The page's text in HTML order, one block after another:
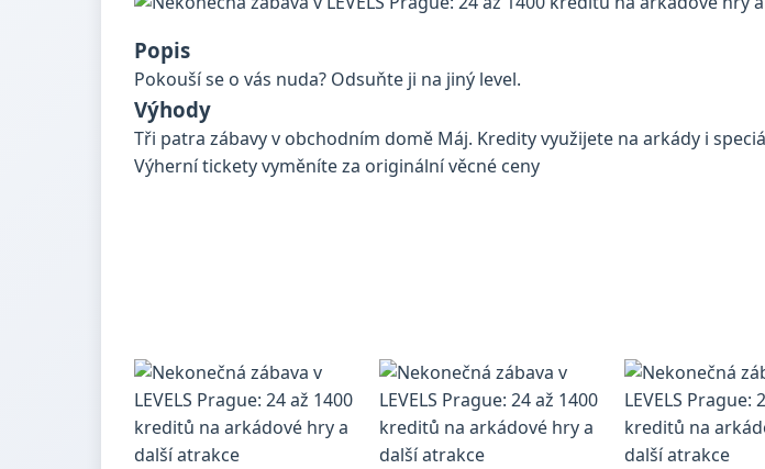
Popis
Pokouší se o vás nuda? Odsuňte ji na jiný level.
Výhody
Tři patra zábavy v obchodním domě Máj. Kredity využijete na arkády i
Výherní tickety vyměníte za originální věcné ceny